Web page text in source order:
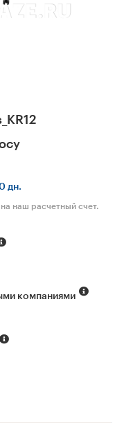
дн.
наш расчетный счет.
компаниями